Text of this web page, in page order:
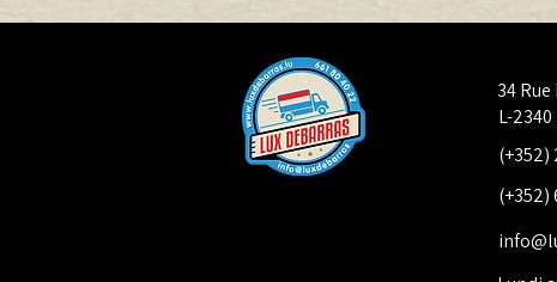
34
L-
(+352)
(+352)